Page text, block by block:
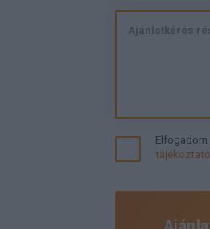
Elfogadom